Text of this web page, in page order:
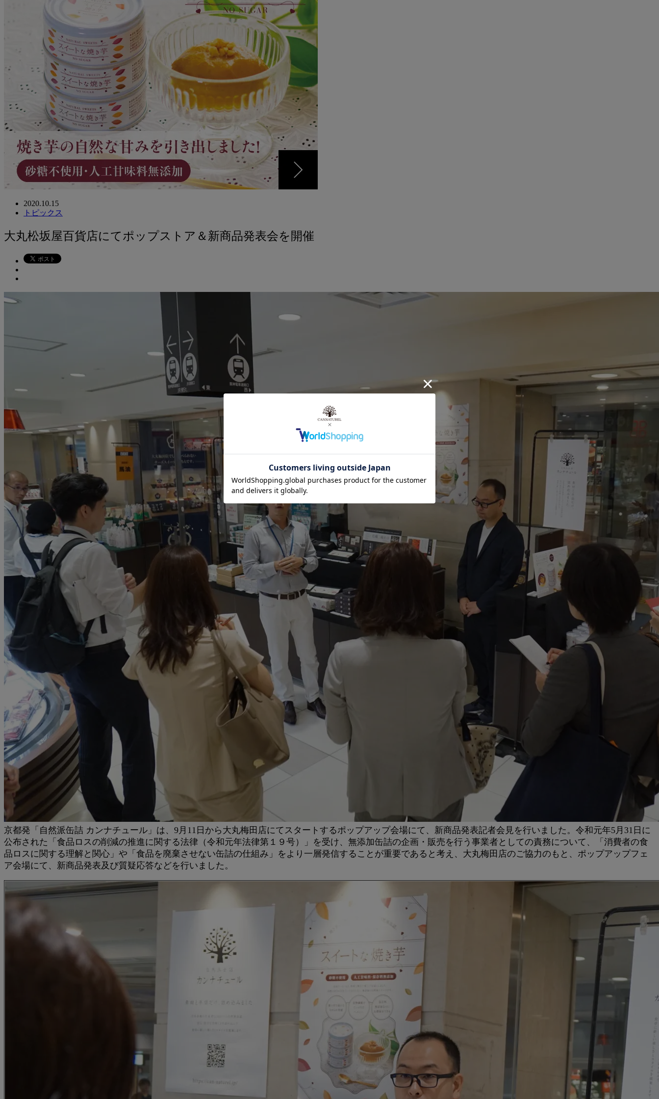
2020.10.15
トピックス
大丸松坂屋百貨店にてポップストア＆新商品発表会を開催
京都発「自然派缶詰 カンナチュール」は、9月11日から大丸梅田店にてスタートするポップアップ会場にて、新商品発表記者会見を行いました。令和元年5月31日に
公布された「食品ロスの削減の推進に関する法律（令和元年法律第１９号）」を受け、無添加缶詰の企画・販売を行う事業者としての責務について、「消費者の食
品ロスに関する理解と関心」や「食品を廃棄させない缶詰の仕組み」をより一層発信することが重要であると考え、大丸梅田店のご協力のもと、ポップアップフェ
ア会場にて、新商品発表及び質疑応答などを行いました。